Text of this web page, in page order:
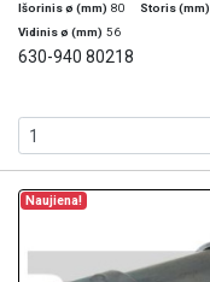
Išorinis ø (mm) 80 Storis (mm)
Vidinis ø (mm) 56
630-940 80218
Naujiena!